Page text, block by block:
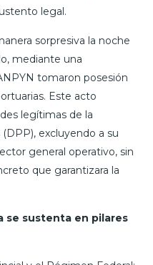
legal.
sorpresiva la noche
mediante una
tomaron posesión
Este acto
legítimas de la
excluyendo a su
general operativo, sin
que garantizara la
se sustenta en pilares